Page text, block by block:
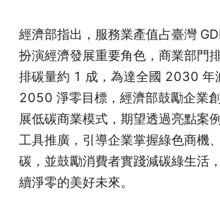
經濟部指出，服務業產值占臺灣
扮演經濟發展重要角色，商業部門
排碳量約 1 成，為達全國 2030 年
2050 淨零目標，經濟部鼓勵企業
展低碳商業模式，期望透過亮點案
工具推廣，引導企業掌握綠色商機
碳，並鼓勵消費者實踐減碳綠生活
續淨零的美好未來。